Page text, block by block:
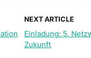
NEXT ARTICLE
Einladung: 5.
Zukunft